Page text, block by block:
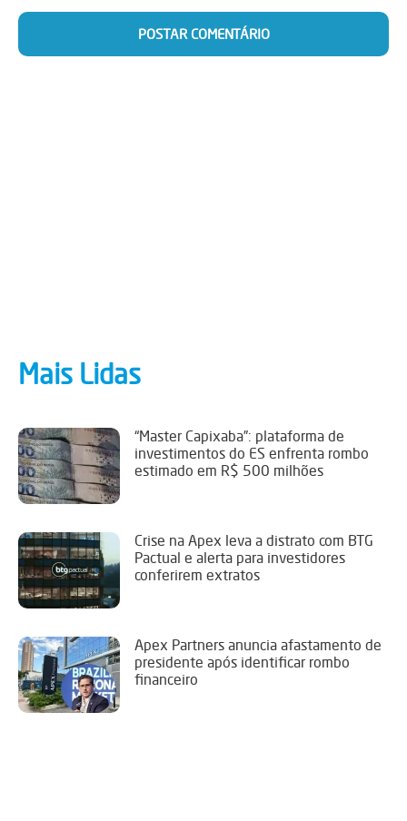
Mais Lidas
“Master Capixaba”: plataforma de
investimentos do ES enfrenta rombo
estimado em R$ 500 milhões
Crise na Apex leva a distrato com BTG
Pactual e alerta para investidores
conferirem extratos
Apex Partners anuncia afastamento de
presidente após identificar rombo
financeiro